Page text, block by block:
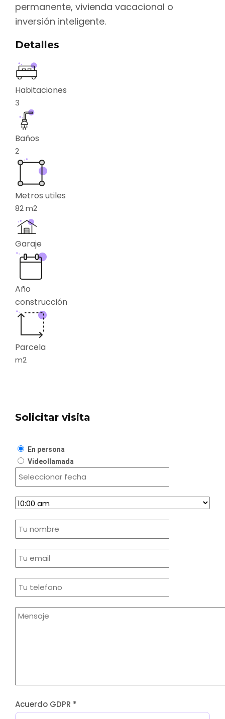
permanente, vivienda vacacional o
inversión inteligente.
Detalles
Habitaciones
3
Baños
2
Metros utiles
82m2
Garaje
Año
construcción
Parcela
m2
Solicitar visita
En persona
Videollamada
Acuerdo GDPR *